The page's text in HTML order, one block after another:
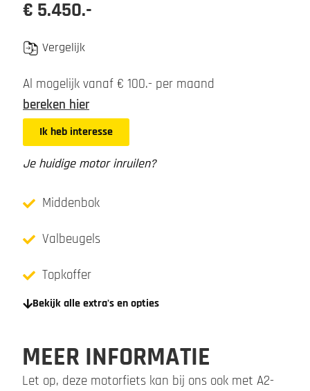
€ 5.450.-
Vergelijk
Al mogelijk vanaf € 100.- per maand
bereken hier
Ik heb interesse
Je huidige motor inruilen?
Middenbok
Valbeugels
Topkoffer
Bekijk alle extra's en opties
MEER INFORMATIE
Let op, deze motorfiets kan bij ons ook met A2-